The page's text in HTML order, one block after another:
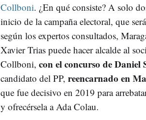
Collboni. ¿En qué consiste? A solo
inicio de la campaña electoral, que
según los expertos consultados,
Xavier Trias puede hacer alcalde al
Collboni, con el concurso de Daniel
candidato del PP, reencarnado en
que fue decisivo en 2019 para
y ofrecérsela a Ada Colau.